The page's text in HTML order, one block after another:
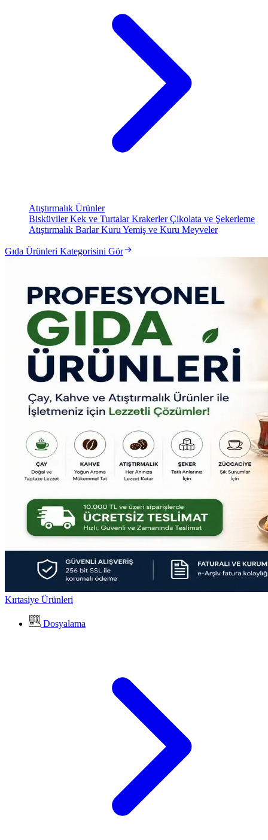
Atıştırmalık Ürünler
BisküvilerKek ve TurtalarKrakerlerÇikolata ve Şekerleme
Atıştırmalık BarlarKuru Yemiş ve Kuru Meyveler
Gıda Ürünleri Kategorisini Gör
Kırtasiye Ürünleri
Dosyalama